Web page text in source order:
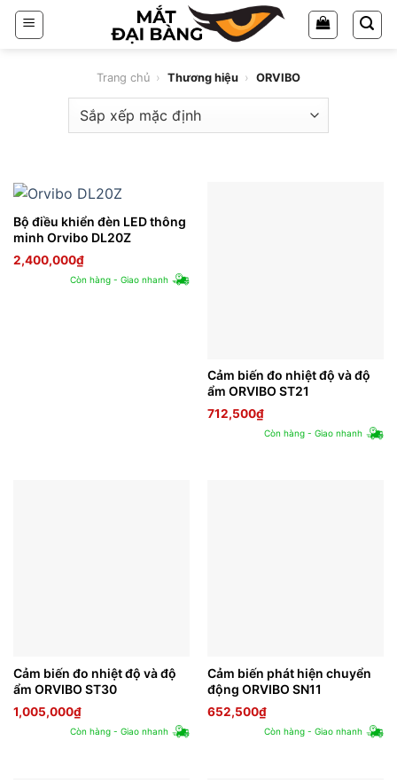
Chuyển
đến
Trang chủ › Thương hiệu › ORVIBO
Bộ điều khiển đèn LED thông
minh Orvibo DL20Z
2,400,000₫
Còn hàng - Giao nhanh
Cảm biến đo nhiệt độ và độ
ẩm ORVIBO ST21
712,500₫
Còn hàng - Giao nhanh
Cảm biến đo nhiệt độ và độ
ẩm ORVIBO ST30
1,005,000₫
Còn hàng - Giao nhanh
Cảm biến phát hiện chuyển
động ORVIBO SN11
652,500₫
Còn hàng - Giao nhanh